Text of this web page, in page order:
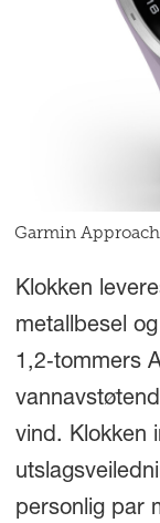
Garmin
Klokken
metallbesel
1,2‑tommers
vind. Klokken
personlig par